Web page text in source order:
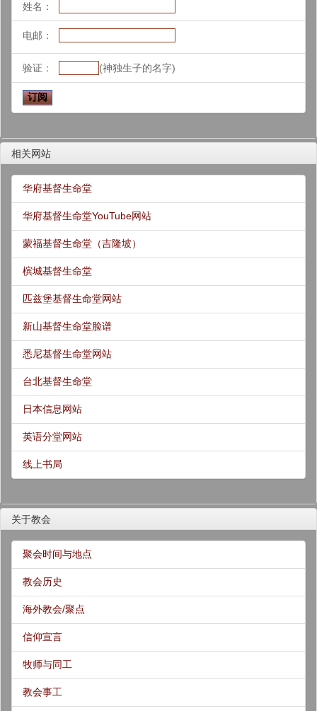
姓名：
电邮：
验证： (神独生子的名字)
相关网站
华府基督生命堂
华府基督生命堂YouTube网站
蒙福基督生命堂（吉隆坡）
槟城基督生命堂
匹兹堡基督生命堂网站
新山基督生命堂脸谱
悉尼基督生命堂网站
台北基督生命堂
日本信息网站
英语分堂网站
线上书局
关于教会
聚会时间与地点
教会历史
海外教会/聚点
信仰宣言
牧师与同工
教会事工